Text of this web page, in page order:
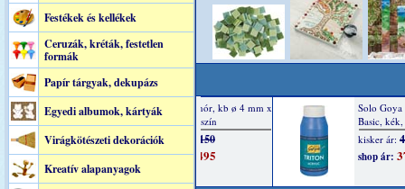
Festékek és kellékek
Ceruzák, kréták, festetlen
formák
Papír tárgyak, dekupázs
Egyedi albumok, kártyák
Virágkötészeti dekorációk
Kreatív alapanyagok